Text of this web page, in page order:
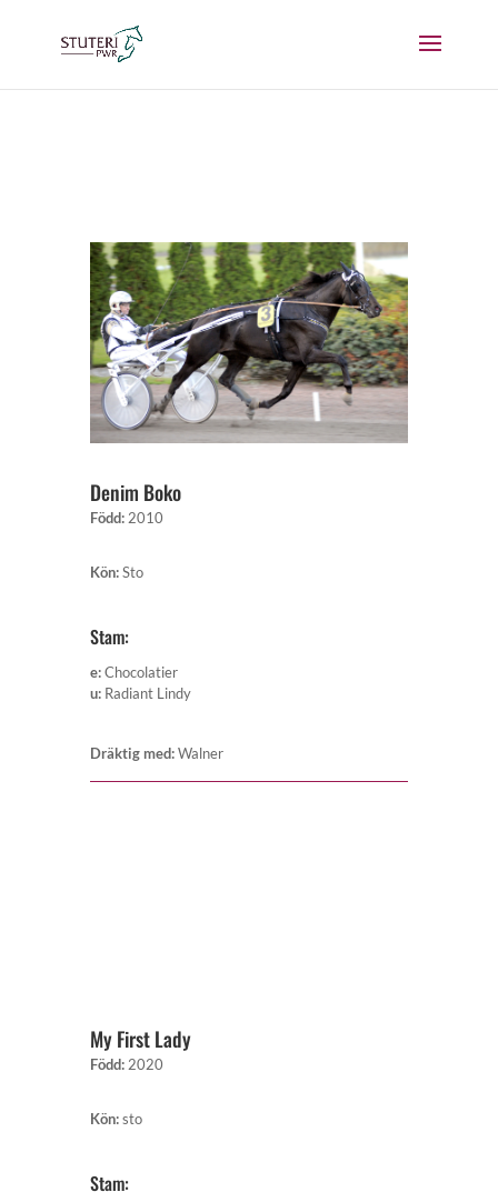
Denim Boko
Född: 2010
Kön:Sto
Stam:
e:Chocolatier
u: Radiant Lindy
Dräktig med:Walner
My First Lady
Född: 2020
Kön:sto
Stam: